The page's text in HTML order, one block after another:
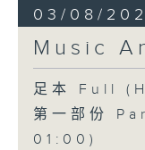
03/08/
Music
足本 Full
第一部份
01:00)